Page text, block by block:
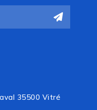
35500 Vitré